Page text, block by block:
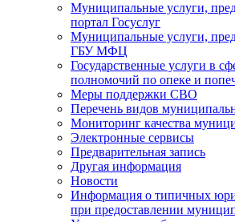
Муниципальные услуги,
портал Госуслуг
Муниципальные услуги,
ГБУ МФЦ
Государственные услуги в
полномочий по опеке и
Меры поддержки СВО
Перечень видов
Мониторинг качества
Электронные сервисы
Предварительная запись
Другая информация
Новости
Информация о типичных
при предоставлении